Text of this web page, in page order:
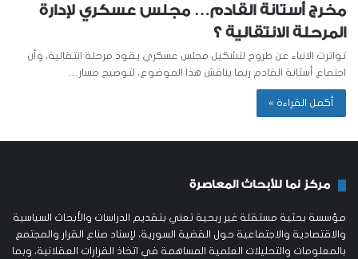
مخرج أستانة القادم… مجلس عسكري لإدارة
المرحلة الانتقالية ؟
تواترت الانباء عن طروح لتشكيل مجلس عسكري يقود مرحلة انتقالية، وأن
اجتماع أستانة القادم ربما يناقش هذا الموضوع، لتوضيح مسار…
أكمل القراءة »
مركز نما للأبحاث المعاصرة
مؤسسة بحثية مستقلة غير ربحية تعني بتقديم الدراسات والأبحاث السياسية
والاقتصادية والاجتماعية حول القضية السورية، لإسناد صناع القرار والمجتمع
بالمعلومات والتحليلات العلمية المساهمة في اتخاذ القرارات العقلانية، وبما